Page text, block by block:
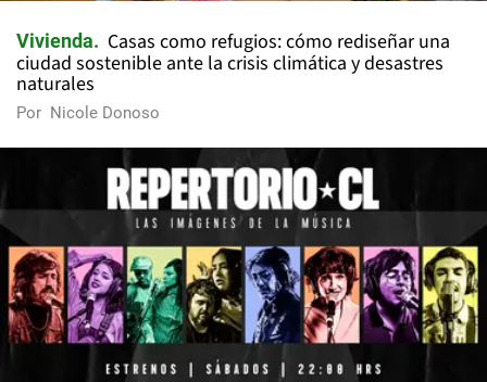
Vivienda
Casas como refugios: cómo rediseñar una
ciudad sostenible ante la crisis climática y desastres
naturales
Por Nicole Donoso